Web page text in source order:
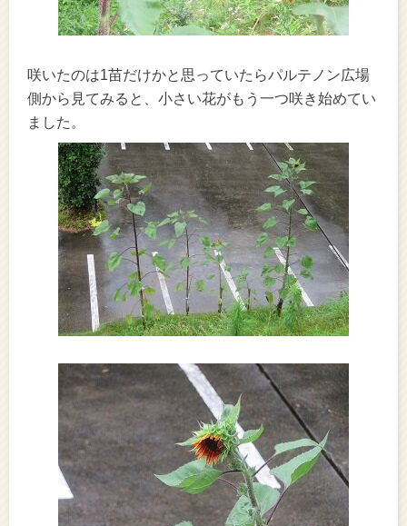
咲いたのは1苗だけかと思っていたらパルテノン広場
側から見てみると、小さい花がもう一つ咲き始めてい
ました。